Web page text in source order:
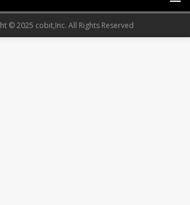
© 2025 cobit,Inc. All Rights Reserved